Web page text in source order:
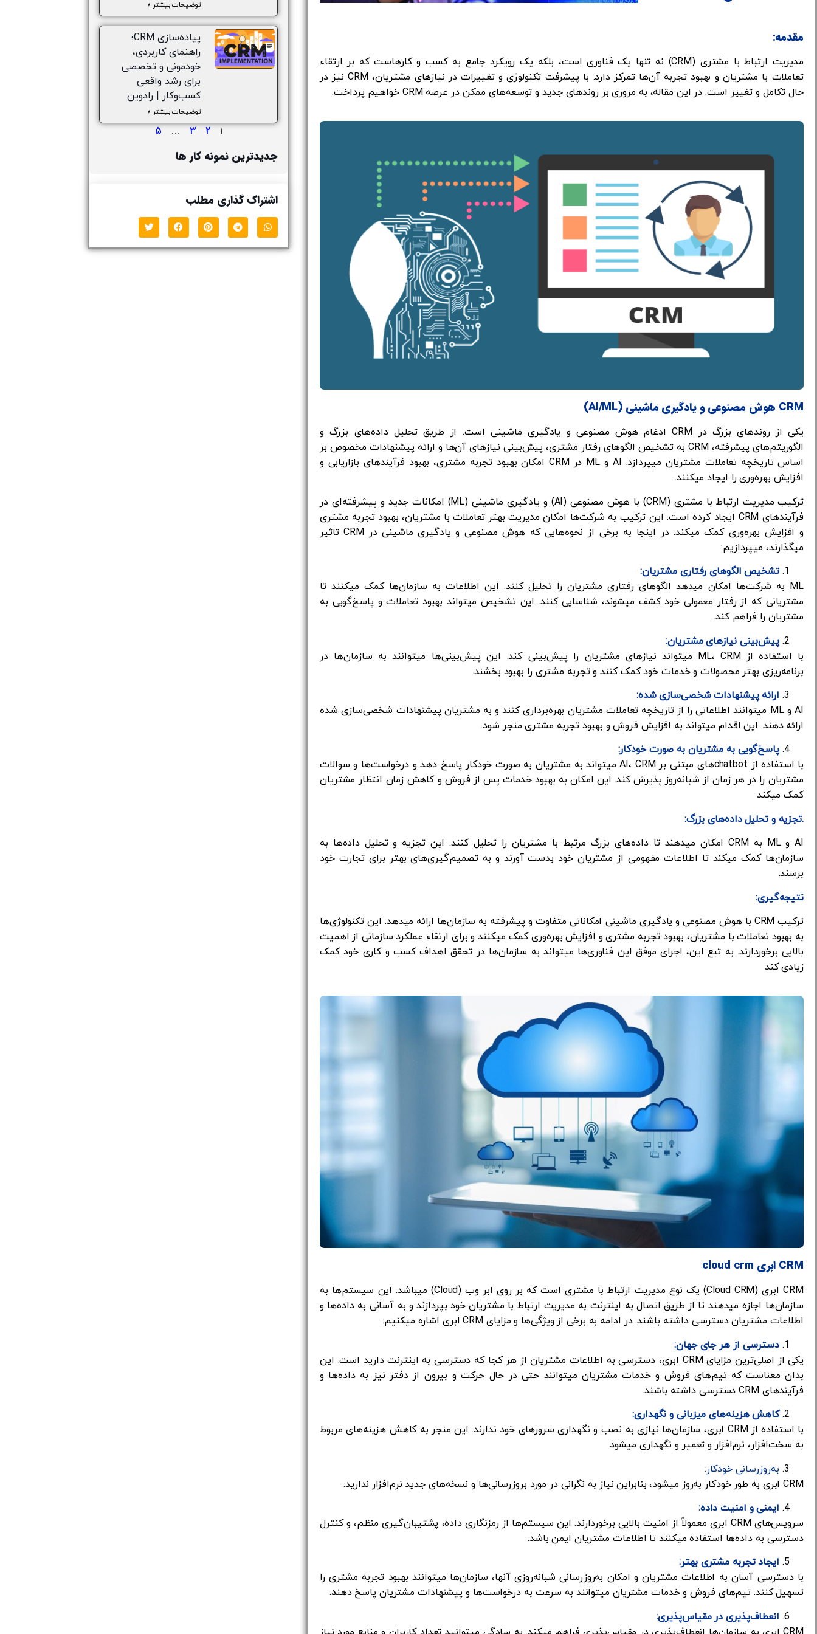
مقدمه:
مدیریت ارتباط با مشتری (CRM) نه تنها یک فناوری است، بلکه یک رویکرد جامع به کسب و کارهاست که بر ارتقاء
تعاملات با مشتریان و بهبود تجربه آن‌ها تمرکز دارد. با پیشرفت تکنولوژی و تغییرات در نیازهای مشتریان، CRM نیز در
حال تکامل و تغییر است. در این مقاله، به مروری بر روندهای جدید و توسعه‌های ممکن در عرصه CRM خواهیم پرداخت.
CRM هوش مصنوعی و یادگیری ماشینی (AI/ML)
یکی از روندهای بزرگ در CRM ادغام هوش مصنوعی و یادگیری ماشینی است. از طریق تحلیل داده‌های بزرگ و
الگوریتم‌های پیشرفته، CRM به تشخیص الگوهای رفتار مشتری، پیش‌بینی نیازهای آن‌ها و ارائه پیشنهادات مخصوص بر
اساس تاریخچه تعاملات مشتریان میپردازد. AI و ML در CRM امکان بهبود تجربه مشتری، بهبود فرآیندهای بازاریابی و
افزایش بهره‌وری را ایجاد میکنند.
ترکیب مدیریت ارتباط با مشتری (CRM) با هوش مصنوعی (AI) و یادگیری ماشینی (ML) امکانات جدید و پیشرفته‌ای در
فرآیندهای CRM ایجاد کرده است. این ترکیب به شرکت‌ها امکان مدیریت بهتر تعاملات با مشتریان، بهبود تجربه مشتری
و افزایش بهره‌وری کمک میکند. در اینجا به برخی از نحوه‌هایی که هوش مصنوعی و یادگیری ماشینی در CRM تاثیر
میگذارند، میپردازیم:
تشخیص الگوهای رفتاری مشتریان:
ML به شرکت‌ها امکان میدهد الگوهای رفتاری مشتریان را تحلیل کنند. این اطلاعات به سازمان‌ها کمک میکنند تا
مشتریانی که از رفتار معمولی خود کشف میشوند، شناسایی کنند. این تشخیص میتواند بهبود تعاملات و پاسخ‌گویی به
مشتریان را فراهم کند.
پیش‌بینی نیازهای مشتریان:
با استفاده از ML، CRM میتواند نیازهای مشتریان را پیش‌بینی کند. این پیش‌بینی‌ها میتوانند به سازمان‌ها در
برنامه‌ریزی بهتر محصولات و خدمات خود کمک کنند و تجربه مشتری را بهبود بخشند.
ارائه پیشنهادات شخصی‌سازی شده:
AI و ML میتوانند اطلاعاتی را از تاریخچه تعاملات مشتریان بهره‌برداری کنند و به مشتریان پیشنهادات شخصی‌سازی شده
ارائه دهند. این اقدام میتواند به افزایش فروش و بهبود تجربه مشتری منجر شود.
پاسخ‌گویی به مشتریان به صورت خودکار:
با استفاده از chatbot‌های مبتنی بر AI، CRM میتواند به مشتریان به صورت خودکار پاسخ دهد و درخواست‌ها و سوالات
مشتریان را در هر زمان از شبانه‌روز پذیرش کند. این امکان به بهبود خدمات پس از فروش و کاهش زمان انتظار مشتریان
کمک میکند
.تجزیه و تحلیل داده‌های بزرگ:
AI و ML به CRM امکان میدهند تا داده‌های بزرگ مرتبط با مشتریان را تحلیل کنند. این تجزیه و تحلیل داده‌ها به
سازمان‌ها کمک میکند تا اطلاعات مفهومی از مشتریان خود بدست آورند و به تصمیم‌گیری‌های بهتر برای تجارت خود
برسند.
نتیجه‌گیری:
ترکیب CRM با هوش مصنوعی و یادگیری ماشینی امکاناتی متفاوت و پیشرفته به سازمان‌ها ارائه میدهد. این تکنولوژی‌ها
به بهبود تعاملات با مشتریان، بهبود تجربه مشتری و افزایش بهره‌وری کمک میکنند و برای ارتقاء عملکرد سازمانی از اهمیت
بالایی برخوردارند. به تبع این، اجرای موفق این فناوری‌ها میتواند به سازمان‌ها در تحقق اهداف کسب و کاری خود کمک
زیادی کند
CRM ابری cloud crm
CRM ابری (Cloud CRM) یک نوع مدیریت ارتباط با مشتری است که بر روی ابر وب (Cloud) میباشد. این سیستم‌ها به
سازمان‌ها اجازه میدهند تا از طریق اتصال به اینترنت به مدیریت ارتباط با مشتریان خود بپردازند و به آسانی به داده‌ها و
اطلاعات مشتریان دسترسی داشته باشند. در ادامه به برخی از ویژگی‌ها و مزایای CRM ابری اشاره میکنیم:
دسترسی از هر جای جهان:
یکی از اصلی‌ترین مزایای CRM ابری، دسترسی به اطلاعات مشتریان از هر کجا که دسترسی به اینترنت دارید است. این
بدان معناست که تیم‌های فروش و خدمات مشتریان میتوانند حتی در حال حرکت و بیرون از دفتر نیز به داده‌ها و
فرآیندهای CRM دسترسی داشته باشند.
کاهش هزینه‌های میزبانی و نگهداری:
با استفاده از CRM ابری، سازمان‌ها نیازی به نصب و نگهداری سرورهای خود ندارند. این منجر به کاهش هزینه‌های مربوط
به سخت‌افزار، نرم‌افزار و تعمیر و نگهداری میشود.
به‌روزرسانی خودکار:
CRM ابری به طور خودکار به‌روز میشود، بنابراین نیاز به نگرانی در مورد بروزرسانی‌ها و نسخه‌های جدید نرم‌افزار ندارید.
ایمنی و امنیت داده:
سرویس‌های CRM ابری معمولاً از امنیت بالایی برخوردارند. این سیستم‌ها از رمزنگاری داده، پشتیبان‌گیری منظم، و کنترل
دسترسی به داده‌ها استفاده میکنند تا اطلاعات مشتریان ایمن باشد.
ایجاد تجربه مشتری بهتر:
با دسترسی آسان به اطلاعات مشتریان و امکان به‌روزرسانی شبانه‌روزی آنها، سازمان‌ها میتوانند بهبود تجربه مشتری را
تسهیل کنند. تیم‌های فروش و خدمات مشتریان میتوانند به سرعت به درخواست‌ها و پیشنهادات مشتریان پاسخ دهند.
انعطاف‌پذیری در مقیاس‌پذیری:
توضیحات بیشتر »
پیاده‌سازی CRM؛
راهنمای کاربردی،
خودمونی و تخصصی
برای رشد واقعی
کسب‌وکار | رادوین
توضیحات بیشتر »
۱ ۲ ۳ … ۵
جدیدترین نمونه کار ها
اشتراک گذاری مطلب